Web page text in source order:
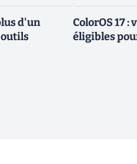
d'un
ColorOS 17
éligibles